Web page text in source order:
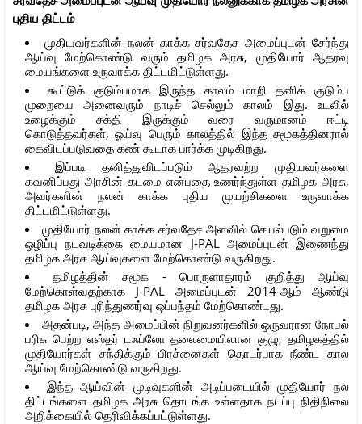
புதிய திட்டம்
முதியவர்களின் நலன் காக்க சர்வதேச அமைப்புடன் சேர்ந்து
ஆய்வு மேற்கொண்டு வரும் தமிழக அரசு, முதியோர் ஆதரவு
மையங்களை உருவாக்க திட்டமிட்டுள்ளது.
கூட்டுக் குடும்பமாக இருந்த காலம் மாறி தனிக் குடும்ப
முறையை அனைவரும் நாடிச் செல்லும் காலம் இது. உடலில்
உழைக்கும் சக்தி இருக்கும் வரை வருமானம் ஈட்டி
கொடுத்தவர்கள், ஓய்வு பெரும் காலத்தில் இந்‌த சமூகத்தினரால்
கைவிடப்படுவதை கண் கூடாக பார்க்க முடிகிறது.
இப்படி தனித்துவிடப்படும் ஆதரவற்ற முதியவர்களை
கவனிப்பது அரசின் கடமை என்பதை உணர்ந்துள்ள தமிழக அரசு,
அவர்களின் நலன் காக்க புதிய முயற்சிகளை உருவாக்க
திட்டமிட்டுள்ளது.
முதியோர் நலன் காக்க சர்வதேச அளவில் செயல்படும் வறுமை
ஒழிப்பு நடவடிக்கை மையமான J-PAL அமைப்பு‌டன் இணைந்து
தமிழக அரசு ஆய்வுகளை மேற்கொண்டு வருகிறது.
தமிழத்தின் சமூக - பொருளாதாரம் குறித்து ஆய்வு
மேற்கொள்வதற்காக J-PAL அமைப்புடன் 2014-ஆம் ஆண்டு
தமிழக அரசு புரிந்துணர்வு ஒப்பந்தம் மேற்கொண்டது.
அதன்படி, அந்த அமைப்பின் நிறுவனர்களில் ஒருவரான நோபல்
பரிசு பெற்ற எஸ்தர் டஃப்லோ தலைமையிலான குழு, தமிழகத்தில்
முதியோர்கள் சந்திக்கும் பிரச்னைகள் தொடர்பாக நீண்ட கால
ஆய்வு மேற்கொண்டு வருகிறது.
இந்த ஆய்வின் முடிவுகளின் அடிப்படையில் முதியோர் நல
திட்டங்களை தமிழக அரசு தொடங்க உள்ளதாக நடப்பு நிதிநிலை
அறிக்கையில் தெரிவிக்கப்பட்டுள்ளது.